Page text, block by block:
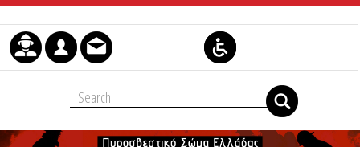
Μετάβαση στο περιεχόμενο